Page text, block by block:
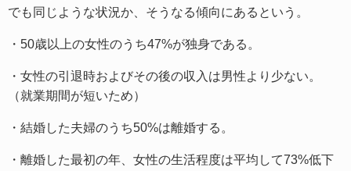
でも同じような状況か、そうなる傾向にあるという。
・50歳以上の女性のうち47%が独身である。
・女性の引退時およびその後の収入は男性より少ない。
（就業期間が短いため）
・結婚した夫婦のうち50%は離婚する。
・離婚した最初の年、女性の生活程度は平均して73%低下